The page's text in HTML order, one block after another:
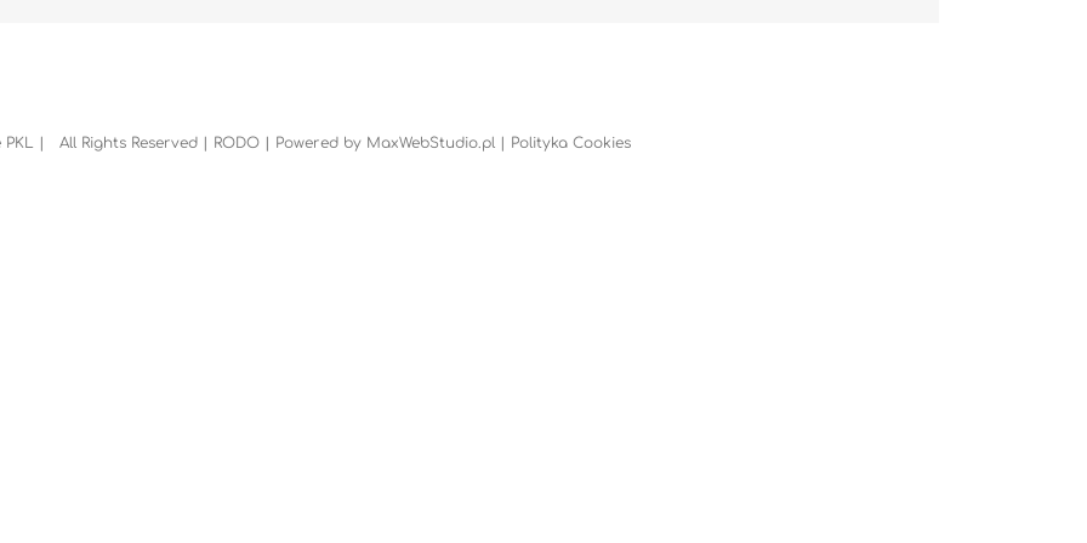
PKL | All Rights Reserved | RODO| Powered by MaxWebStudio.pl | Polityka Cookies